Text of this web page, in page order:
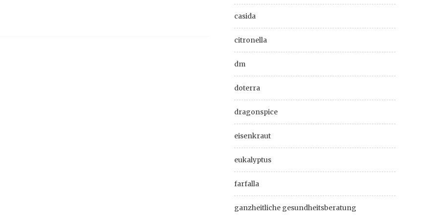
casida
citronella
dm
doterra
dragonspice
eisenkraut
eukalyptus
farfalla
ganzheitliche gesundheitsberatung